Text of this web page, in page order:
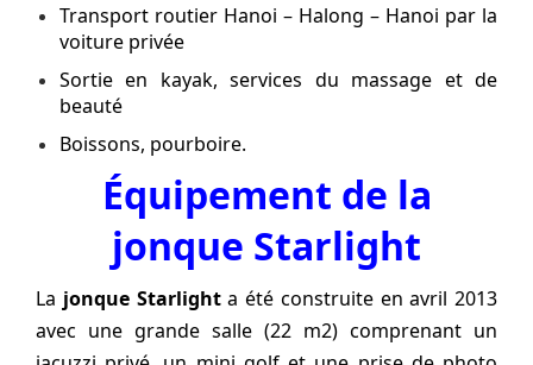
Transport routier Hanoi – Halong – Hanoi par la
voiture privée
Sortie en kayak, services du massage et de
beauté
Boissons, pourboire.
Équipement de la
jonque Starlight
La jonque Starlighta été construite en avril 2013
avec une grande salle (22 m2) comprenant un